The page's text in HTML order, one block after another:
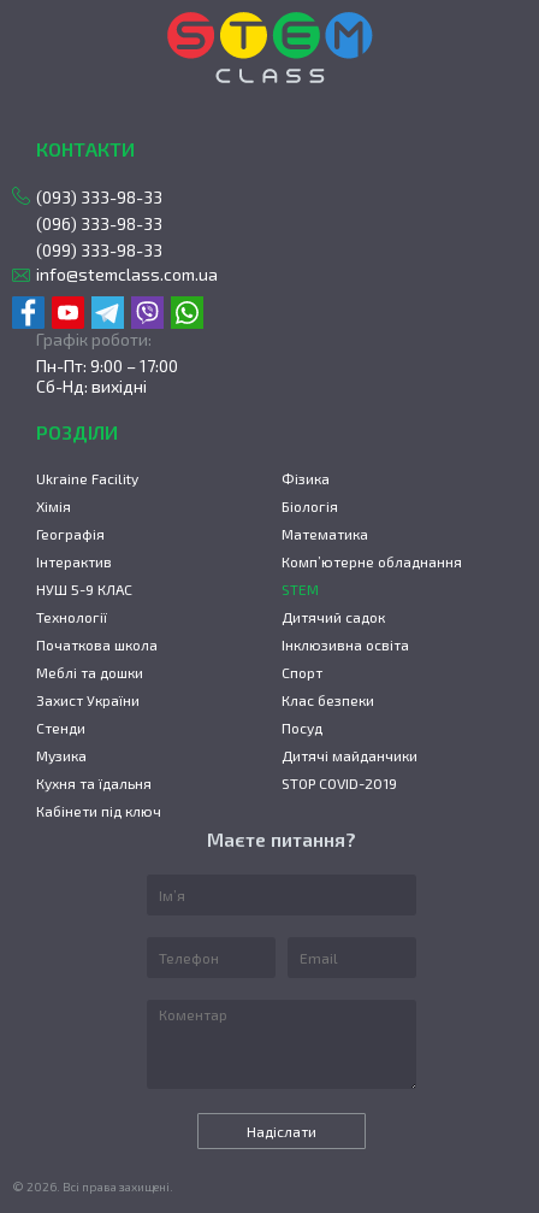
КОНТАКТИ
(093) 333-98-33
(096) 333-98-33
(099) 333-98-33
info@stemclass.com.ua
Графік роботи:
Пн-Пт: 9:00 – 17:00
Сб-Нд: вихідні
РОЗДІЛИ
Ukraine Facility
Фізика
Хімія
Біологія
Географія
Математика
Інтерактив
Комп’ютерне обладнання
НУШ 5-9 КЛАС
STEM
Технології
Дитячий садок
Початкова школа
Інклюзивна освіта
Меблі та дошки
Спорт
Захист України
Клас безпеки
Стенди
Посуд
Музика
Дитячі майданчики
Кухня та їдальня
STOP COVID-2019
Кабінети під ключ
Маєте питання?
© 2026. Всі права захищені.